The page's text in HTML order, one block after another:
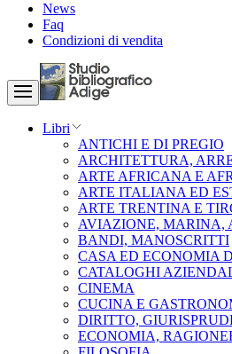
News
Faq
Condizioni di vendita
Libri
ANTICHI E DI PREGIO
ARCHITETTURA,
ARTE AFRICANA E
ARTE ITALIANA ED
ARTE TRENTINA E
AVIAZIONE, MARINA,
BANDI, MANOSCRITTI
CASA ED ECONOMIA
CATALOGHI
CINEMA
CUCINA E
DIRITTO,
ECONOMIA,